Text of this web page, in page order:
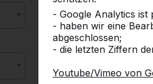
- Google Analytics ist
- haben wir eine
abgeschlossen;
- die letzten Ziffern
Youtube/Vimeo von